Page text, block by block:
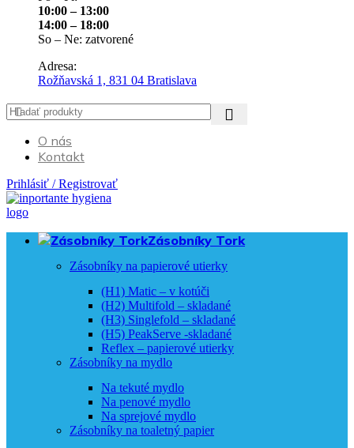
10:00 – 13:00
14:00 – 18:00
So – Ne: zatvorené
Adresa:
Rožňavská 1, 831 04 Bratislava
O nás
Kontakt
Prihlásiť / Registrovať
Zásobníky Tork
Zásobníky na papierové utierky
(H1) Matic – v kotúči
(H2) Multifold – skladané
(H3) Singlefold – skladané
(H5) PeakServe -skladané
Reflex – papierové utierky
Zásobníky na mydlo
Na tekuté mydlo
Na penové mydlo
Na sprejové mydlo
Zásobníky na toaletný papier